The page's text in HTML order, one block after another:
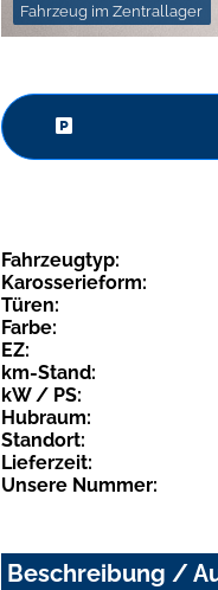
Fahrzeug im Zentrallager
Fahrzeugtyp:
Karosserieform:
Türen:
Farbe:
EZ:
km-Stand:
kW / PS:
Hubraum:
Standort:
Lieferzeit:
Unsere Nummer:
Beschreibung /